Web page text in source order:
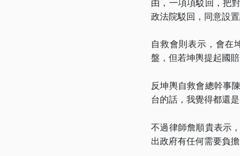
由，一項項駁回，把
政法院駁回，同意設
自救會則表示，會在
盤，但若坤輿提起國
反坤輿自救會總幹事
台的話，我覺得都還
不過律師詹順貴表示
出政府有任何需要負